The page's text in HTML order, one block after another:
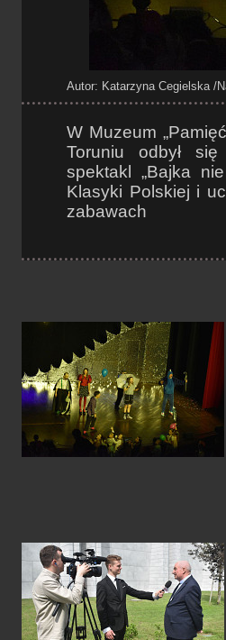
Autor: Katarzyna Cegielska /
W Muzeum
Toruniu odbył
spektakl „Bajka
Klasyki Polskiej i
zabawach